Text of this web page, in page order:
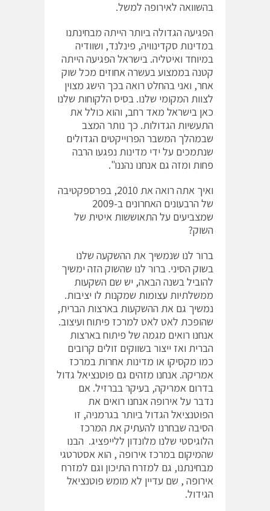
בהשוואה לאירופה למשל.
הפגיעה הגדולה ביותר הייתה מבחינתנו
במדינות סקדינוויה, פינלנד, ושוודיה
במיוחד ואיטליה. בישראל הפגיעה הייתה
קטנה בממצוע בעשרה אחוזים מכל שוק
אחר, ואני בהחלט רואה בכך הישג מצוין
לצוות המקומי שלנו. בסיס הלקוחות שלנו
כאן בישראל מאד רחב, והוא כולל את
התעשיות הגדולות. כך נותר המצב
שבמהלך המשבר הפרוייקטים הגדולים
שנתמכים על ידי מדינות נפגעו הרבה
פחות ומזה גם אנחנו נהננו".
ואיך אתה רואה את 2010, בפרספקטיבה
של הרבעונים האחרונים ב-2009
שמצביעים על התאוששות איטית של
השוק?
ברור לנו שנמשיך את ההשקעה שלנו
בשוק הסיני. ברור לנו שהשוק הזה ימשיך
להוביל בשנה הבאה, יש שם השקעות
ממשלתיות עצומות שמקנות לו יציבות.
נמשיך גם את ההשקעות בארצות הברית,
שהופכת לאט לאט למרכז פיתוח ועיצוב.
אנחנו רואים מגמה של פיתוח בארצות
הברית ואז ייצור בשווקים זולים קרובים
כמו מקסיקו או מדינות אחרות במרכז
אמריקה. אנחנו מזהים גם פוטנציאל גדול
בדרום אמריקה, בעיקר בברזיל. אם
נדבר על אירופה אנחנו רואים את
הפוטנציאל הגדול ביותר בגרמניה, זו
הסיבה שבחרנו להעתיק את המרכז
הלוגיסטי שלנו מלונדון ללייפציג. הבנו
שהמיקום במרכז אירופה , הוא אסטרטגי
מבחינתנו, גם למזרח התיכון וגם למזרח
אירופה , שם עדיין לא מומש פוטנציאל
הגידול.